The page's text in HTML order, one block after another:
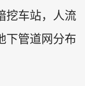
挖车站，人流
下管道网分布